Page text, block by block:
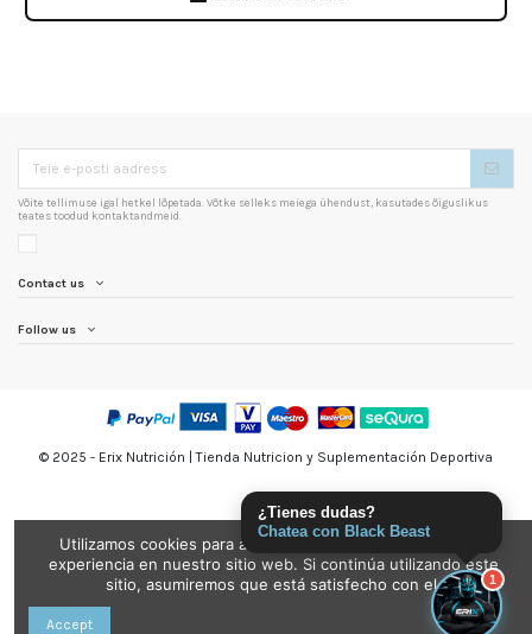
Võite tellimuse igal hetkel lõpetada. Võtke selleks meiega ühendust, kasutades õiguslikus
teates toodud kontaktandmeid.
Contact us
Follow us
© 2025 - Erix Nutrición | Tienda Nutricion y Suplementación Deportiva
¿Tienes dudas?
Chatea con Black Beast
1
Utilizamos cookies para asegurarnos de brindarle la mejor
experiencia en nuestro sitio web. Si continúa utilizando este
sitio, asumiremos que está satisfecho con el.
Accept